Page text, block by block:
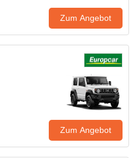
Zum Angebot
Zum Angebot